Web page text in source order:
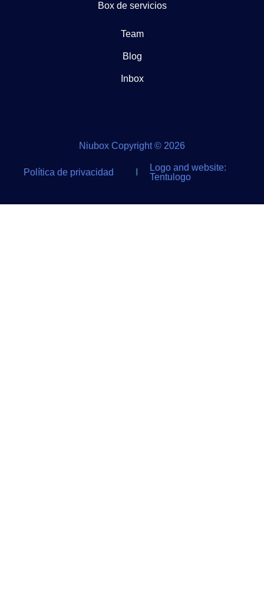
Box de servicios
Team
Blog
Inbox
Niubox Copyright © 2026
Política de privacidad
Logo and website:
Tentulogo